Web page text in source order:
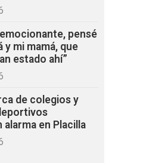
pensé
y mi mamá, que
estado ahí”
de colegios y
alarma en Placilla